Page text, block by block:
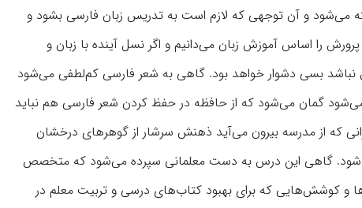
می‌شود و آن توجهی که لازم است به تدریس زبان فارسی بشود و
را اساس آموزش زبان می‌دانیم و اگر نسل آینده با زبان و
نباشد بسی دشوار خواهد بود. گاهی به شعر فارسی کم‌لطفی می‌شود
گمان می‌شود که از حافظه در حفظ کردن شعر فارسی هم نباید
که از مدرسه بیرون می‌آید ذهنش سرشار از گوهرهای درخشان
گاهی این درس به دست معلمانی سپرده می‌شود که متخصص
و کوشش‌هایی که برای بهبود کتاب‌های درسی و تربیت معلم در